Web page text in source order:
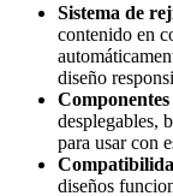
Sistema de
contenido en
diseño
desplegables,
para usar con
diseños